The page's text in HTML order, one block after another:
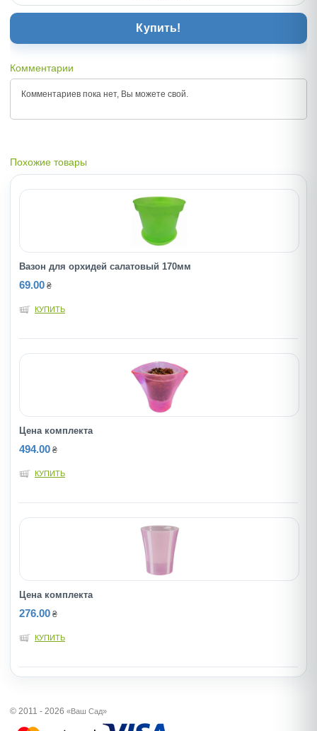
Купить!
Комментарии
Комментариев пока нет, Вы можете свой.
Похожие товары
Вазон для орхидей салатовый 170мм
69.00 ₴
КУПИТЬ
Цена комплекта
494.00 ₴
КУПИТЬ
Цена комплекта
276.00 ₴
КУПИТЬ
© 2011 - 2026 «Ваш Сад»